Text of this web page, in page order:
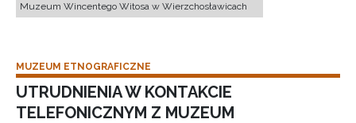
Muzeum Wincentego Witosa w Wierzchosławicach
MUZEUM ETNOGRAFICZNE
UTRUDNIENIA W KONTAKCIE
TELEFONICZNYM Z MUZEUM